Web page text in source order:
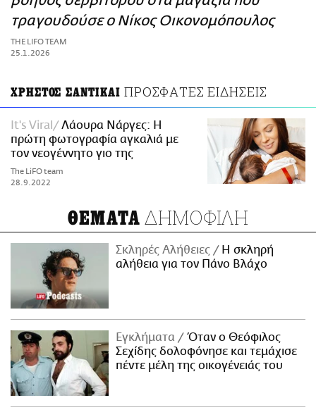
ΑΜΠΑ
PRINT
τραγουδούσε ο Νίκος Οικονομόπουλος
THE LIFO TEAM
25.1.2026
ΧΡΗΣΤΟΣ ΣΑΝΤΙΚΑΙ ΠΡΟΣΦΑΤΕΣ ΕΙΔΗΣΕΙΣ
It's Viral
Λάουρα Νάργες: Η
πρώτη φωτογραφία αγκαλιά με
τον νεογέννητο γιο της
The LiFO team
28.9.2022
ΘΕΜΑΤΑ ΔΗΜΟΦΙΛΗ
Σκληρές Αλήθειες
H σκληρή
αλήθεια για τον Πάνο Βλάχο
Εγκλήματα
Όταν ο Θεόφιλος
Σεχίδης δολοφόνησε και τεμάχισε
πέντε μέλη της οικογένειάς του